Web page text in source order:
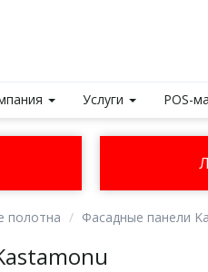
Услуги POS-
полотна Фасадные панели